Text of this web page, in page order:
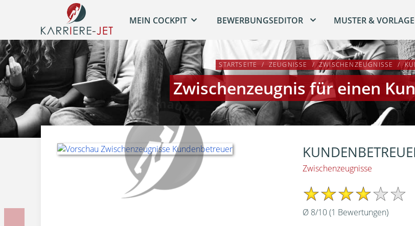
MEIN COCKPIT BEWERBUNGSEDITOR MUSTER &
STARTSEITE ZEUGNISSE ZWISCHENZEUGNISSE
Zwischenzeugnis für einen
Zwischenzeugnisse
Ø 8/10(1 Bewertungen)